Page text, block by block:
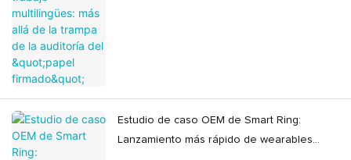
Estudio de caso OEM de Smart Ring:
Lanzamiento más rápido de wearables